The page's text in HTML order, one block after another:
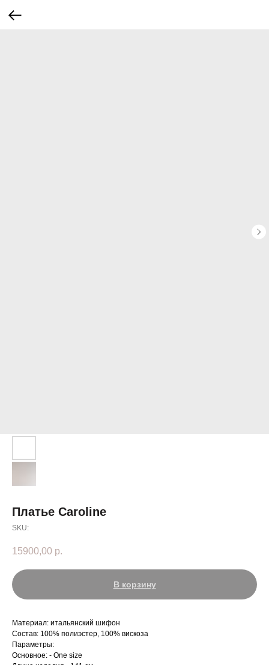
Платье Caroline
SKU:
15900,00 р.
В корзину
Материал: итальянский шифон
Состав: 100% полиэстер, 100% вискоза
Параметры:
Основное: - One size